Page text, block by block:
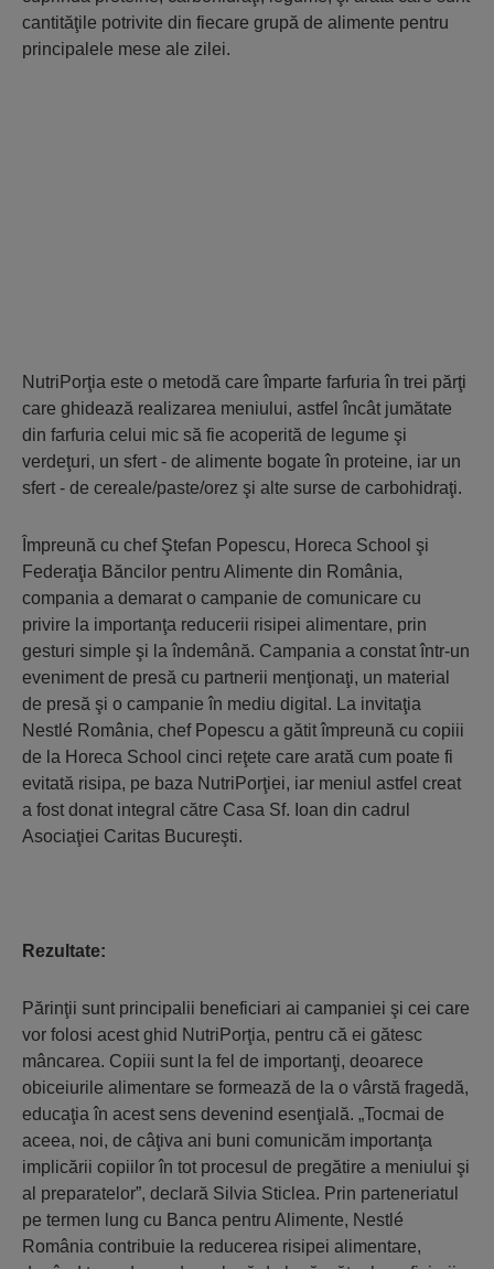
cantităţile potrivite din fiecare grupă de alimente pentru
principalele mese ale zilei.
NutriPorţia este o metodă care împarte farfuria în trei părţi
care ghidează realizarea meniului, astfel încât jumătate
din farfuria celui mic să fie acoperită de legume şi
verdeţuri, un sfert - de alimente bogate în proteine, iar un
sfert - de cereale/paste/orez şi alte surse de carbohidraţi.
Împreună cu chef Ştefan Popescu, Horeca School şi
Federaţia Băncilor pentru Alimente din România,
compania a demarat o campanie de comunicare cu
privire la importanţa reducerii risipei alimentare, prin
gesturi simple şi la îndemână. Campania a constat într-un
eveniment de presă cu partnerii menţionaţi, un material
de presă şi o campanie în mediu digital. La invitaţia
Nestlé România, chef Popescu a gătit împreună cu copiii
de la Horeca School cinci reţete care arată cum poate fi
evitată risipa, pe baza NutriPorţiei, iar meniul astfel creat
a fost donat integral către Casa Sf. Ioan din cadrul
Asociaţiei Caritas Bucureşti.
Rezultate:
Părinţii sunt principalii beneficiari ai campaniei şi cei care
vor folosi acest ghid NutriPorţia, pentru că ei gătesc
mâncarea. Copiii sunt la fel de importanţi, deoarece
obiceiurile alimentare se formează de la o vârstă fragedă,
educaţia în acest sens devenind esenţială. „Tocmai de
aceea, noi, de câţiva ani buni comunicăm importanţa
implicării copiilor în tot procesul de pregătire a meniului şi
al preparatelor”, declară Silvia Sticlea. Prin parteneriatul
pe termen lung cu Banca pentru Alimente, Nestlé
România contribuie la reducerea risipei alimentare,